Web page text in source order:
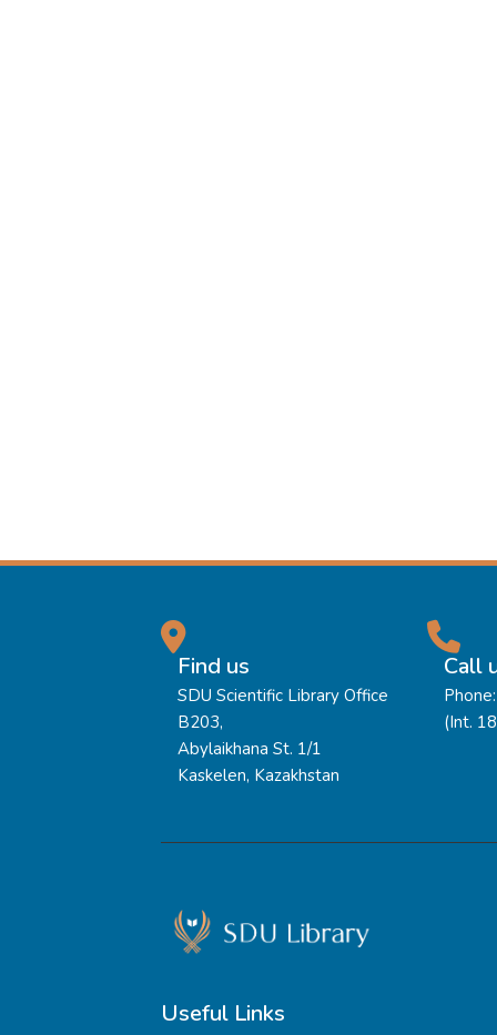
Find us
SDU Scientific Library Office
B203,
Abylaikhana St. 1/1
Kaskelen, Kazakhstan
Call
(Int.
Useful Links